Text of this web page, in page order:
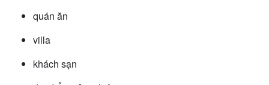
quán ăn
villa
khách sạn